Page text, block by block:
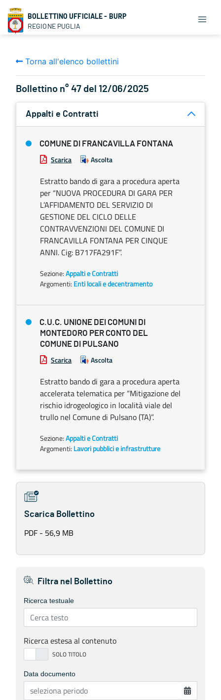
BOLLETTINO UFFICIALE - BURP
REGIONE PUGLIA
Torna all'elenco bollettini
Bollettino n° 47 del 12/06/2025
Appalti e Contratti
COMUNE DI FRANCAVILLA FONTANA
Scarica Ascolta
Estratto bando di gara a procedura aperta
per “NUOVA PROCEDURA DI GARA PER
L’AFFIDAMENTO DEL SERVIZIO DI
GESTIONE DEL CICLO DELLE
CONTRAVVENZIONI DEL COMUNE DI
FRANCAVILLA FONTANA PER CINQUE
ANNI. Cig: B717FA291F”.
Sezione:Appalti e Contratti
Argomenti: Enti locali e decentramento
C.U.C. UNIONE DEI COMUNI DI
MONTEDORO PER CONTO DEL
COMUNE DI PULSANO
Scarica Ascolta
Estratto bando di gara a procedura aperta
accelerata telematica per “Mitigazione del
rischio idrogeologico in località viale del
trullo nel Comune di Pulsano (TA)”.
Sezione:Appalti e Contratti
Argomenti: Lavori pubblici e infrastrutture
Scarica Bollettino
PDF - 56,9 MB
Filtra nel Bollettino
Ricerca testuale
Ricerca estesa al contenuto
Data documento